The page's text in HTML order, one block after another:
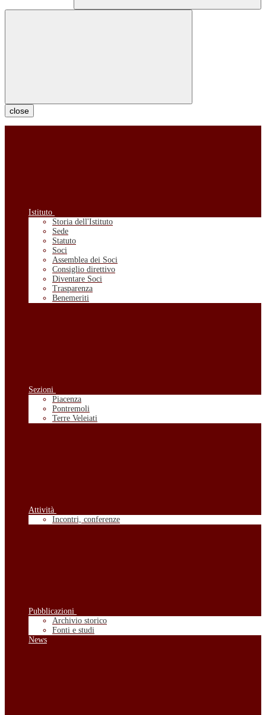
close
Istituto
Storia dell'Istituto
Sede
Statuto
Soci
Assemblea dei Soci
Consiglio direttivo
Diventare Soci
Trasparenza
Benemeriti
Sezioni
Piacenza
Pontremoli
Terre Veleiati
Attività
Incontri, conferenze
Pubblicazioni
Archivio storico
Fonti e studi
News